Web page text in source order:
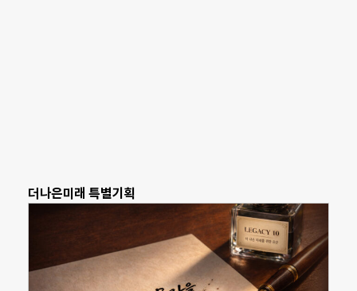
더나은미래 특별기획